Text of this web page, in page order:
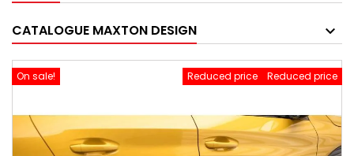
CATALOGUE MAXTON DESIGN
On sale! Reduced price
Reduced price